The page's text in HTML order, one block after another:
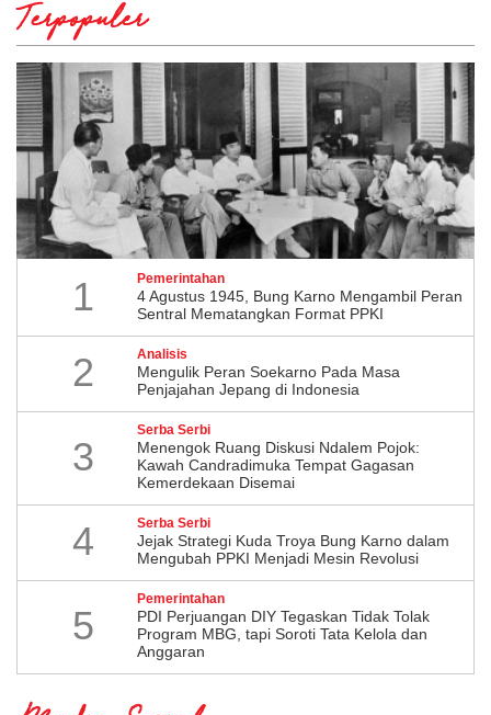
Terpopuler
1 Pemerintahan
4 Agustus 1945, Bung Karno Mengambil Peran
Sentral Mematangkan Format PPKI
2 Analisis
Mengulik Peran Soekarno Pada Masa
Penjajahan Jepang di Indonesia
3
Serba Serbi
Menengok Ruang Diskusi Ndalem Pojok:
Kawah Candradimuka Tempat Gagasan
Kemerdekaan Disemai
4 Serba Serbi
Jejak Strategi Kuda Troya Bung Karno dalam
Mengubah PPKI Menjadi Mesin Revolusi
5
Pemerintahan
PDI Perjuangan DIY Tegaskan Tidak Tolak
Program MBG, tapi Soroti Tata Kelola dan
Anggaran